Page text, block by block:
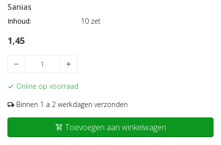
Sanias
Inhoud: 10 zet
1,45
remove add
check Online op voorraad
local_shipping Binnen 1 a 2 werkdagen verzonden
shopping_cart Toevoegen aan winkelwagen